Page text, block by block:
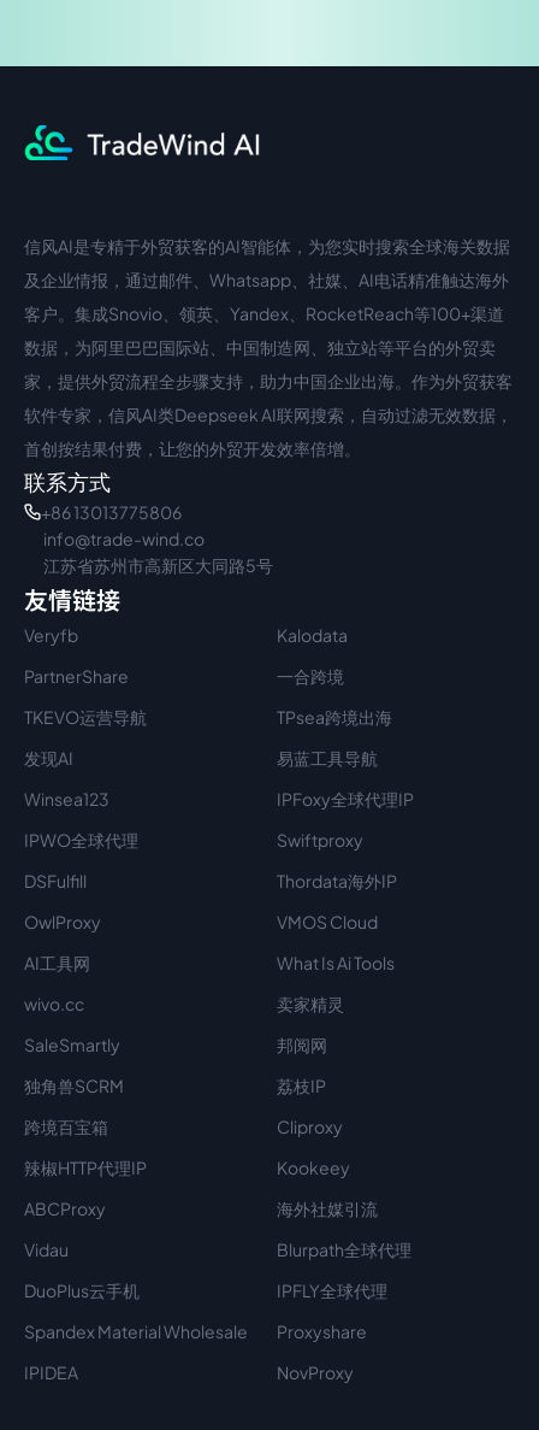
中文入口
信风AI是专精于外贸获客的AI智能体，为您实时搜索全球海关数据
及企业情报，通过邮件、Whatsapp、社媒、AI电话精准触达海外
客户。集成Snovio、领英、Yandex、RocketReach等100+渠道
数据，为阿里巴巴国际站、中国制造网、独立站等平台的外贸卖
家，提供外贸流程全步骤支持，助力中国企业出海。作为外贸获客
软件专家，信风AI类Deepseek AI联网搜索，自动过滤无效数据，
首创按结果付费，让您的外贸开发效率倍增。
联系方式
+86 13013775806
info@trade-wind.co
江苏省苏州市高新区大同路5号
友情链接
Veryfb
Kalodata
PartnerShare
一合跨境
TKEVO运营导航
TPsea跨境出海
发现AI
易蓝工具导航
Winsea123
IPFoxy全球代理IP
IPWO全球代理
Swiftproxy
DSFulfill
Thordata海外IP
OwlProxy
VMOS Cloud
AI工具网
What Is Ai Tools
wivo.cc
卖家精灵
SaleSmartly
邦阅网
独角兽SCRM
荔枝IP
跨境百宝箱
Cliproxy
辣椒HTTP代理IP
Kookeey
ABCProxy
海外社媒引流
Vidau
Blurpath全球代理
DuoPlus云手机
IPFLY全球代理
Spandex Material Wholesale​
Proxyshare
IPIDEA
NovProxy